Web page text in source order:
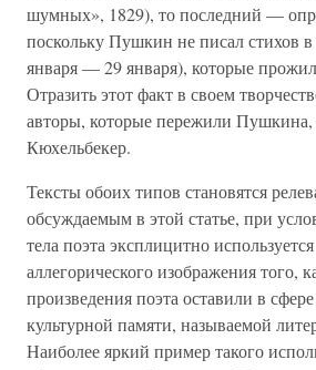
шумных», 1829), то последний —
поскольку Пушкин не писал стихов в
января — 29 января), которые
Отразить этот факт в своем
авторы, которые пережили
Кюхельбекер.
Тексты обоих типов становятся
обсуждаемым в этой статье, при
тела поэта эксплицитно
аллегорического изображения того,
произведения поэта оставили в
культурной памяти, называемой
Наиболее яркий пример такого